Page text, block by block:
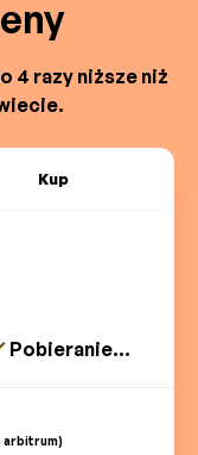
4 razy niższe niż
Kup
Pobieranie...
arbitrum)